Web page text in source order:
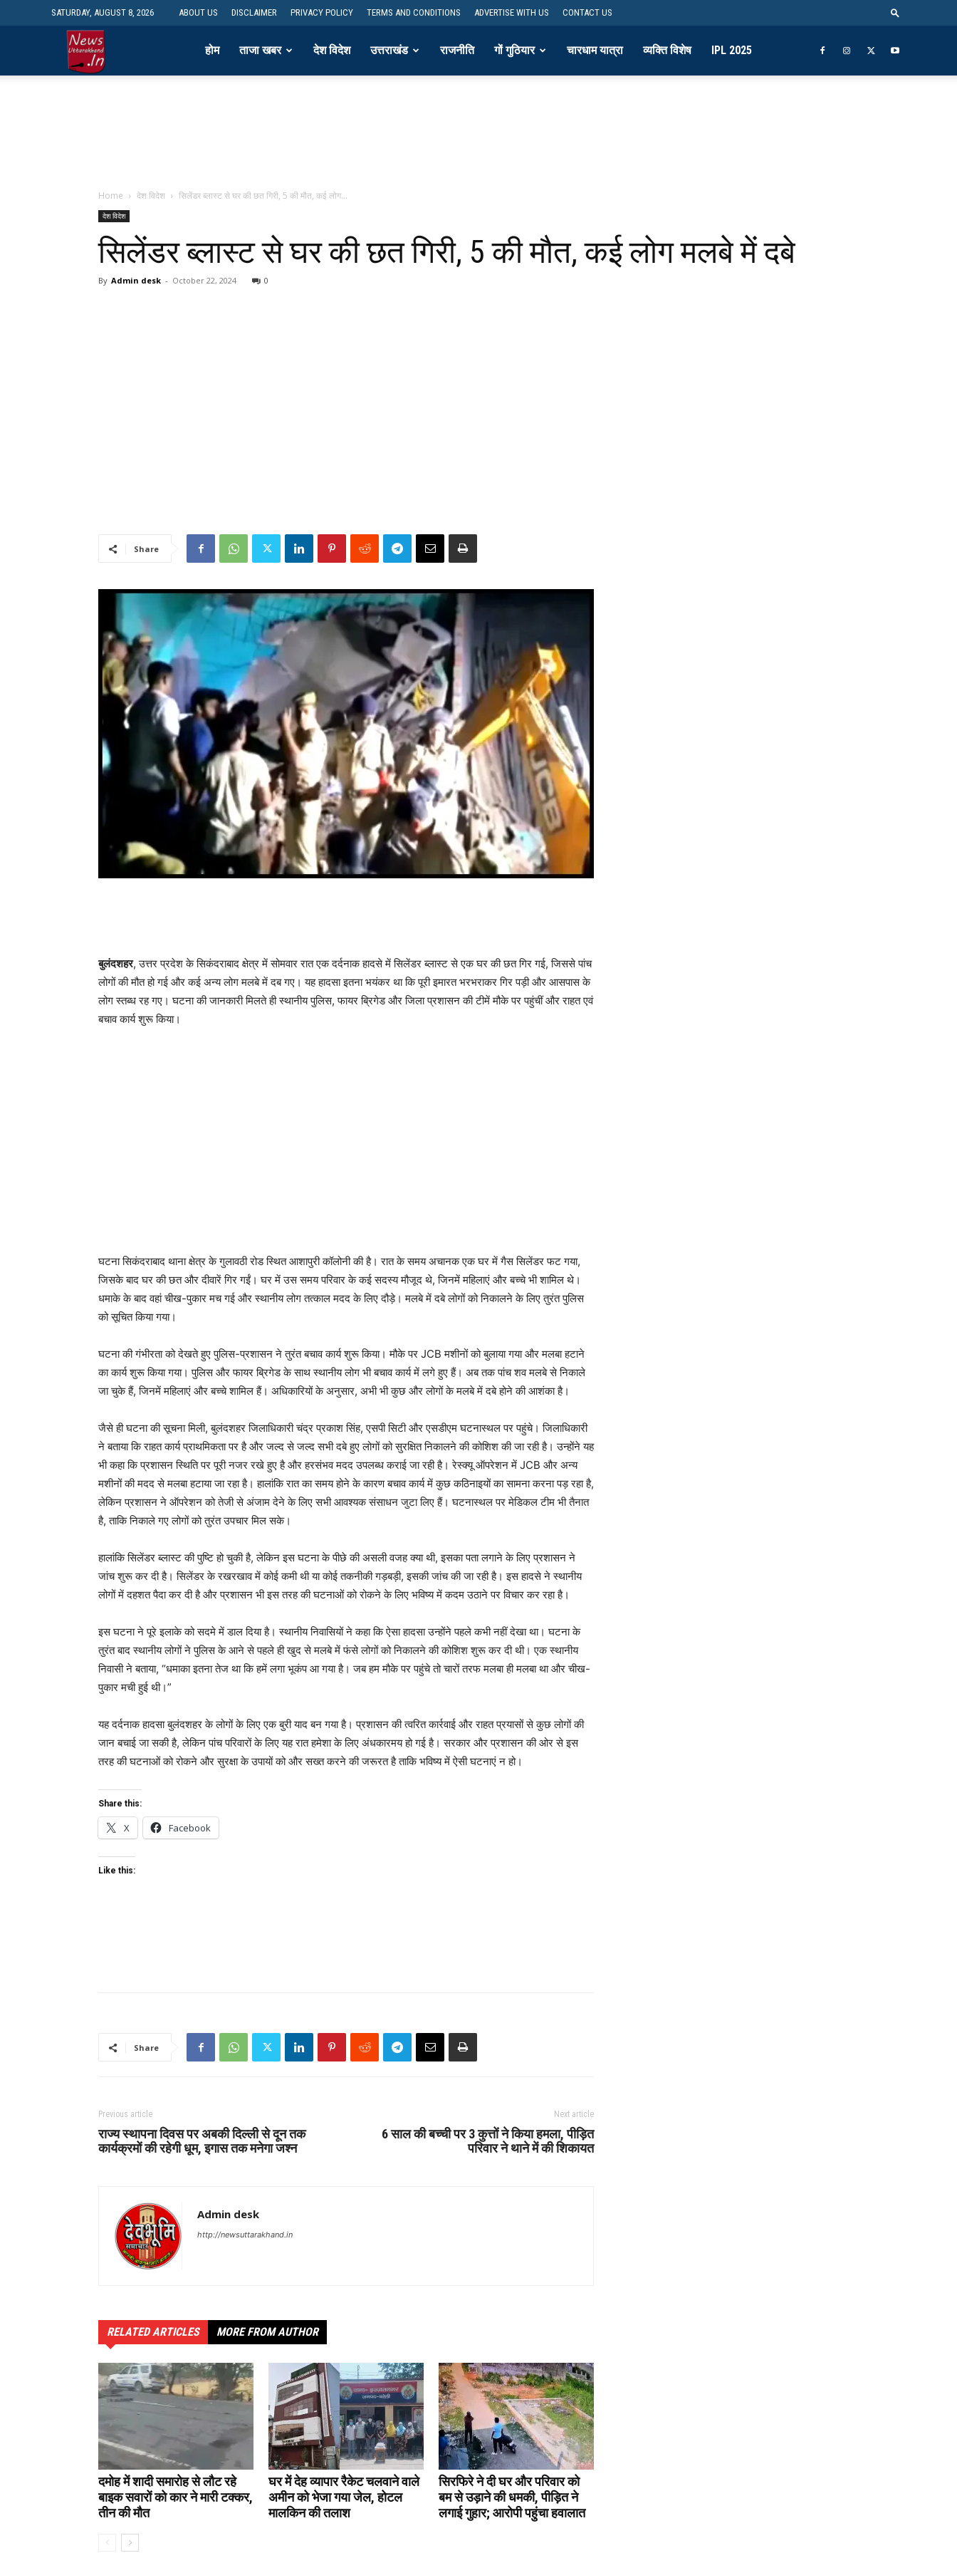
SATURDAY, AUGUST 8, 2026 ABOUT US DISCLAIMER PRIVACY POLICY TERMS AND CONDITIONS ADVERTISE WITH US CONTACT US
होम ताजा खबर देश विदेश उत्तराखंड राजनीति गों गुठियार चारधाम यात्रा व्यक्ति विशेष IPL 2025
Home देश विदेश सिलेंडर ब्लास्ट से घर की छत गिरी, 5 की मौत, कई लोग...
देश विदेश
सिलेंडर ब्लास्ट से घर की छत गिरी, 5 की मौत, कई लोग मलबे में दबे
By Admin desk - October 22, 2024 0
Share
बुलंदशहर, उत्तर प्रदेश के सिकंदराबाद क्षेत्र में सोमवार रात एक दर्दनाक हादसे में सिलेंडर ब्लास्ट से एक घर की छत गिर गई, जिससे पांच
लोगों की मौत हो गई और कई अन्य लोग मलबे में दब गए। यह हादसा इतना भयंकर था कि पूरी इमारत भरभराकर गिर पड़ी और आसपास के
लोग स्तब्ध रह गए। घटना की जानकारी मिलते ही स्थानीय पुलिस, फायर ब्रिगेड और जिला प्रशासन की टीमें मौके पर पहुंचीं और राहत एवं
बचाव कार्य शुरू किया।
घटना सिकंदराबाद थाना क्षेत्र के गुलावठी रोड स्थित आशापुरी कॉलोनी की है। रात के समय अचानक एक घर में गैस सिलेंडर फट गया,
जिसके बाद घर की छत और दीवारें गिर गईं। घर में उस समय परिवार के कई सदस्य मौजूद थे, जिनमें महिलाएं और बच्चे भी शामिल थे।
धमाके के बाद वहां चीख-पुकार मच गई और स्थानीय लोग तत्काल मदद के लिए दौड़े। मलबे में दबे लोगों को निकालने के लिए तुरंत पुलिस
को सूचित किया गया।
घटना की गंभीरता को देखते हुए पुलिस-प्रशासन ने तुरंत बचाव कार्य शुरू किया। मौके पर JCB मशीनों को बुलाया गया और मलबा हटाने
का कार्य शुरू किया गया। पुलिस और फायर ब्रिगेड के साथ स्थानीय लोग भी बचाव कार्य में लगे हुए हैं। अब तक पांच शव मलबे से निकाले
जा चुके हैं, जिनमें महिलाएं और बच्चे शामिल हैं। अधिकारियों के अनुसार, अभी भी कुछ और लोगों के मलबे में दबे होने की आशंका है।
जैसे ही घटना की सूचना मिली, बुलंदशहर जिलाधिकारी चंद्र प्रकाश सिंह, एसपी सिटी और एसडीएम घटनास्थल पर पहुंचे। जिलाधिकारी
ने बताया कि राहत कार्य प्राथमिकता पर है और जल्द से जल्द सभी दबे हुए लोगों को सुरक्षित निकालने की कोशिश की जा रही है। उन्होंने यह
भी कहा कि प्रशासन स्थिति पर पूरी नजर रखे हुए है और हरसंभव मदद उपलब्ध कराई जा रही है। रेस्क्यू ऑपरेशन में JCB और अन्य
मशीनों की मदद से मलबा हटाया जा रहा है। हालांकि रात का समय होने के कारण बचाव कार्य में कुछ कठिनाइयों का सामना करना पड़ रहा है,
लेकिन प्रशासन ने ऑपरेशन को तेजी से अंजाम देने के लिए सभी आवश्यक संसाधन जुटा लिए हैं। घटनास्थल पर मेडिकल टीम भी तैनात
है, ताकि निकाले गए लोगों को तुरंत उपचार मिल सके।
हालांकि सिलेंडर ब्लास्ट की पुष्टि हो चुकी है, लेकिन इस घटना के पीछे की असली वजह क्या थी, इसका पता लगाने के लिए प्रशासन ने
जांच शुरू कर दी है। सिलेंडर के रखरखाव में कोई कमी थी या कोई तकनीकी गड़बड़ी, इसकी जांच की जा रही है। इस हादसे ने स्थानीय
लोगों में दहशत पैदा कर दी है और प्रशासन भी इस तरह की घटनाओं को रोकने के लिए भविष्य में कदम उठाने पर विचार कर रहा है।
इस घटना ने पूरे इलाके को सदमे में डाल दिया है। स्थानीय निवासियों ने कहा कि ऐसा हादसा उन्होंने पहले कभी नहीं देखा था। घटना के
तुरंत बाद स्थानीय लोगों ने पुलिस के आने से पहले ही खुद से मलबे में फंसे लोगों को निकालने की कोशिश शुरू कर दी थी। एक स्थानीय
निवासी ने बताया, “धमाका इतना तेज था कि हमें लगा भूकंप आ गया है। जब हम मौके पर पहुंचे तो चारों तरफ मलबा ही मलबा था और चीख-
पुकार मची हुई थी।”
यह दर्दनाक हादसा बुलंदशहर के लोगों के लिए एक बुरी याद बन गया है। प्रशासन की त्वरित कार्रवाई और राहत प्रयासों से कुछ लोगों की
जान बचाई जा सकी है, लेकिन पांच परिवारों के लिए यह रात हमेशा के लिए अंधकारमय हो गई है। सरकार और प्रशासन की ओर से इस
तरह की घटनाओं को रोकने और सुरक्षा के उपायों को और सख्त करने की जरूरत है ताकि भविष्य में ऐसी घटनाएं न हो।
Share this:
X Facebook
Like this:
Share
Previous article
राज्य स्थापना दिवस पर अबकी दिल्ली से दून तक
कार्यक्रमों की रहेगी धूम, इगास तक मनेगा जश्न
Next article
6 साल की बच्ची पर 3 कुत्तों ने किया हमला, पीड़ित
परिवार ने थाने में की शिकायत
Admin desk
http://newsuttarakhand.in
RELATED ARTICLES MORE FROM AUTHOR
दमोह में शादी समारोह से लौट रहे
बाइक सवारों को कार ने मारी टक्कर,
तीन की मौत
घर में देह व्यापार रैकेट चलवाने वाले
अमीन को भेजा गया जेल, होटल
मालकिन की तलाश
सिरफिरे ने दी घर और परिवार को
बम से उड़ाने की धमकी, पीड़ित ने
लगाई गुहार; आरोपी पहुंचा हवालात